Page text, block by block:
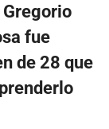
fue
de 28 que